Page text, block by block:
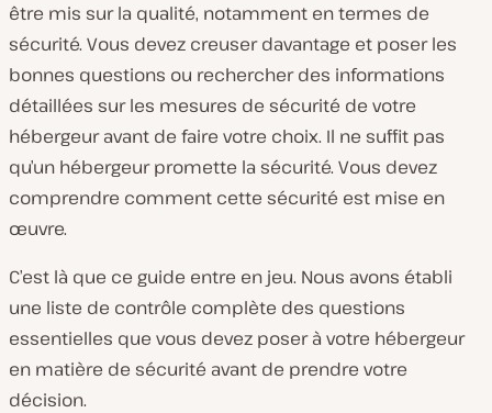
être mis sur la qualité, notamment en termes de
sécurité. Vous devez creuser davantage et poser les
bonnes questions ou rechercher des informations
détaillées sur les mesures de sécurité de votre
hébergeur avant de faire votre choix. Il ne suffit pas
qu’un hébergeur promette la sécurité. Vous devez
comprendre comment cette sécurité est mise en
œuvre.
C’est là que ce guide entre en jeu. Nous avons établi
une liste de contrôle complète des questions
essentielles que vous devez poser à votre hébergeur
en matière de sécurité avant de prendre votre
décision.